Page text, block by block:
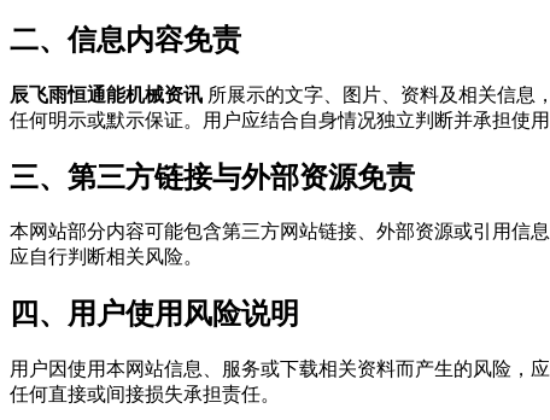
二、信息内容免责
辰飞雨恒通能机械资讯 所展示的文字、图片、资料及相关信息
任何明示或默示保证。用户应结合自身情况独立判断并承担使用
三、第三方链接与外部资源免责
本网站部分内容可能包含第三方网站链接、外部资源或引用信
应自行判断相关风险。
四、用户使用风险说明
用户因使用本网站信息、服务或下载相关资料而产生的风险，
任何直接或间接损失承担责任。